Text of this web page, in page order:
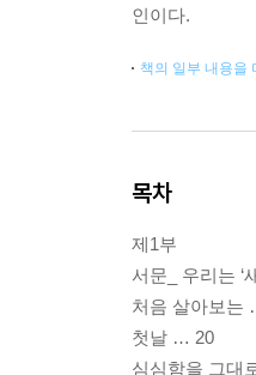
인이다.
책의 일부 내용을
목차
제1부
서문_ 우리는 ‘
처음 살아보는
첫날 … 20
심심함을 그대